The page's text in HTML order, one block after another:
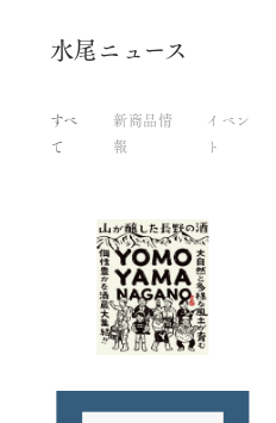
水尾ニュース
すべ
て
新商品情
報
イベン
ト